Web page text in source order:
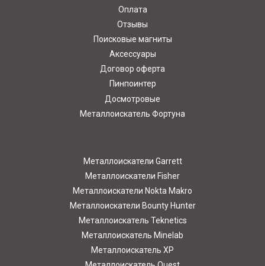
Оплата
Отзывы
Поисковые магниты
Аксессуары
Договор оферта
Пинпоинтер
Досмотровые
Металлоискатель Фортуна
Металлоискатели Garrett
Металлоискатели Fisher
Металлоискатели Nokta Makro
Металлоискатели Bounty Hunter
Металлоискатель Teknetics
Металлоискатель Minelab
Металлоискатель XP